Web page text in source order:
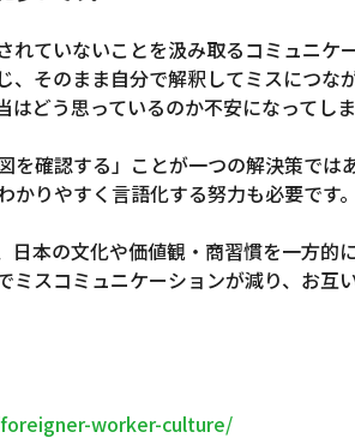
れていないことを汲み取るコミュニケ
、そのまま自分で解釈してミスにつな
どう思っているのか不安になってしま
を確認する」ことが一つの解決策では
りやすく言語化する努力も必要です。
日本の文化や価値観・商習慣を一方的
ミスコミュニケーションが減り、お互
worker-culture/